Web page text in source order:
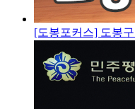
[도봉포커스] 도봉